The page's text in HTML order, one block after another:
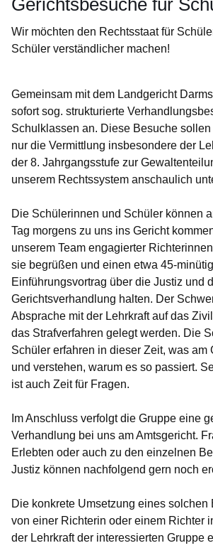
Gerichtsbesuche für
Wir möchten den Rechtsstaat für
Schüler verständlicher machen!
Gemeinsam mit dem Landgericht
sofort sog. strukturierte
Schulklassen an. Diese Besuche
nur die Vermittlung insbesondere der
der 8. Jahrgangsstufe zur
unserem Rechtssystem anschaulich
Die Schülerinnen und Schüler können
Tag morgens zu uns ins Gericht
unserem Team engagierter
sie begrüßen und einen etwa 45-
Einführungsvortrag über die Justiz und
Gerichtsverhandlung halten. Der
Absprache mit der Lehrkraft auf das
das Strafverfahren gelegt werden. Die
Schüler erfahren in dieser Zeit, was am
und verstehen, warum es so passiert.
ist auch Zeit für Fragen.
Im Anschluss verfolgt die Gruppe eine
Verhandlung bei uns am Amtsgericht.
Erlebten oder auch zu den einzelnen
Justiz können nachfolgend gern noch
Die konkrete Umsetzung eines solchen
von einer Richterin oder einem Richter
der Lehrkraft der interessierten Gruppe